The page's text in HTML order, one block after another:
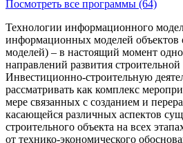
Посмотреть все программы (64)
Технологии информационного
информационных моделей объектов
моделей) – в настоящий момент
направлений развития строительной
Инвестиционно-строительную
рассматривать как комплекс
мере связанных с созданием и
касающейся различных аспектов
строительного объекта на всех
от технико-экономического